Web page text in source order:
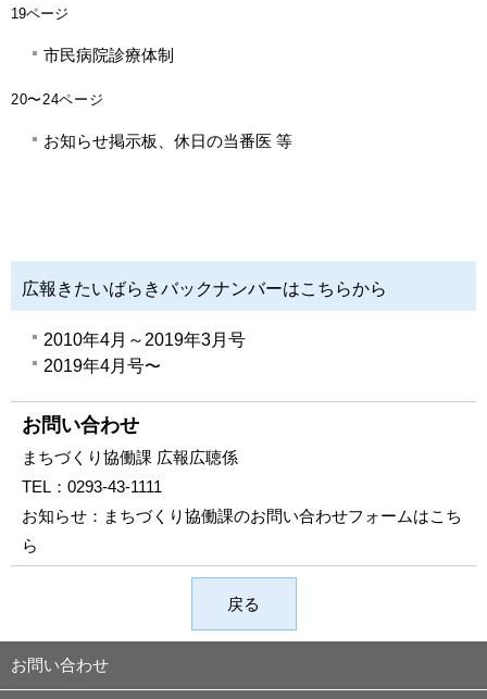
19ページ
市民病院診療体制
20〜24ページ
お知らせ掲示板、休日の当番医 等
広報きたいばらきバックナンバーはこちらから
2010年4月～2019年3月号
2019年4月号〜
お問い合わせ
まちづくり協働課 広報広聴係
TEL： 0293-43-1111
お知らせ： まちづくり協働課のお問い合わせフォームはこち
ら
戻る
お問い合わせ